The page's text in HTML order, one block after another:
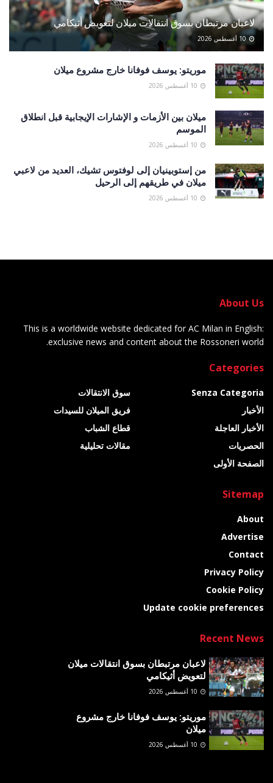
لاعبان مرتبطان بسوق انتقالات ميلان لتعويض أثيكامي
موريتو: يوسف فوفانا خارج مشروع ميلان
ميلان بين الأزمات و الإشارات الإيجابية قبل انطلاق
الموسم
من إستوبينيان إلى لوفتوس تشيك، العديد من لاعبي
ميلان في طريقهم إلى الرحيل
About Us
This is a worldwide website dedicated for AC Milan in English:
exclusive news and content about the Rossoneri world.
Categories
Senza Categoria
الأخبار
الأخبار العاجلة
الحصريات
الصفحة الأولى
سوق الانتقالات
فريق الميلان للسيدات
قطاع الشباب
مقالات تحليلية
Sitemap
About
Advertise
Contact
Privacy Policy
Cookie Policy
Update cookie preferences
Recent News
لاعبان مرتبطان بسوق انتقالات ميلان
لتعويض أثيكامي
موريتو: يوسف فوفانا خارج مشروع
ميلان